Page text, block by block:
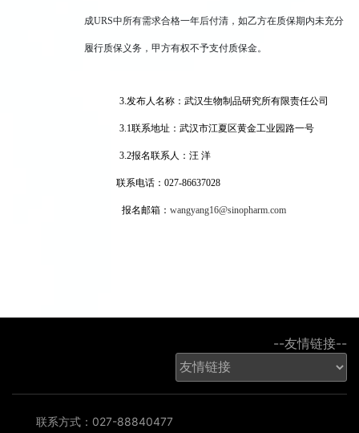
成URS中所有需求合格一年后付清，如乙方在质保期内未充分
履行质保义务，甲方有权不予支付质保金。
3.发布人名称：武汉生物制品研究所有限责任公司
3.1联系地址：武汉市江夏区黄金工业园路一号
3.2报名联系人：汪 洋
联系电话：027-86637028
报名邮箱： wangyang16@sinopharm.com
--友情链接--
联系方式：027-88840477